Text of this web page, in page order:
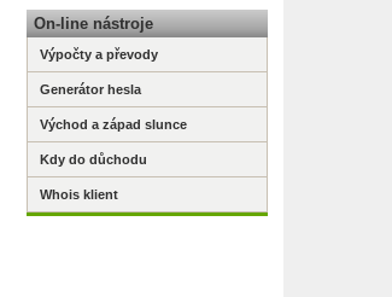
On-line nástroje
Výpočty a převody
Generátor hesla
Východ a západ slunce
Kdy do důchodu
Whois klient